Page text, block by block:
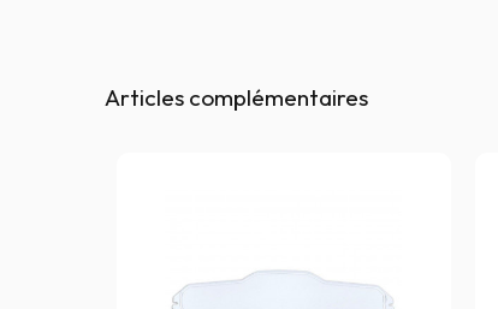
Articles complémentaires